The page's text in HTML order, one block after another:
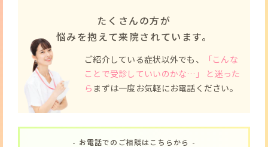
たくさんの方が
悩みを抱えて来院されています。
ご紹介している症状以外でも、
「こんな
ことで受診していいのかな…」 と迷った
ら まずは一度お気軽にお電話ください。
- お電話でのご相談はこちらから -